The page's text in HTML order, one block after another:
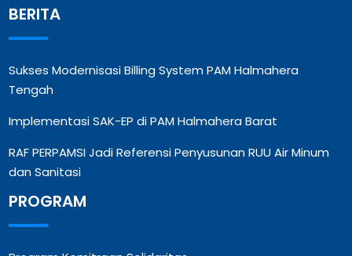
BERITA
Sukses Modernisasi Billing System PAM Halmahera
Tengah
Implementasi SAK-EP di PAM Halmahera Barat
RAF PERPAMSI Jadi Referensi Penyusunan RUU Air Minum
dan Sanitasi
PROGRAM